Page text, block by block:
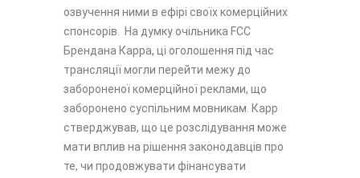
озвучення ними в ефірі своїх комерційних
спонсорів. На думку очільника FCC
Брендана Карра, ці оголошення під час
трансляції могли перейти межу до
забороненої комерційної реклами, що
заборонено суспільним мовникам. Карр
стверджував, що це розслідування може
мати вплив на рішення законодавців про
те, чи продовжувати фінансувати